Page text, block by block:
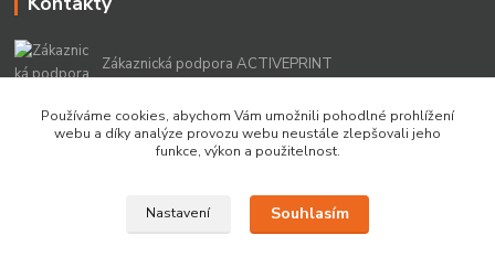
Zákaznická podpora ACTIVEPRINT
+420 549 213 756
info@activeprint.cz
Používáme cookies, abychom Vám umožnili pohodlné prohlížení
webu a díky analýze provozu webu neustále zlepšovali jeho
funkce, výkon a použitelnost.
Nastavení Souhlasím